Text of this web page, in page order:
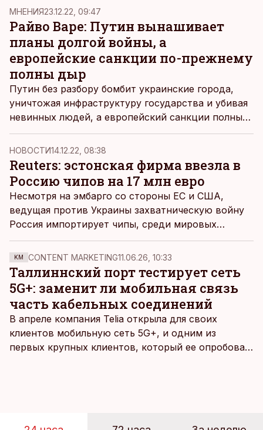
Великобритании.
MНЕНИЯ23.12.22, 09:47
Райво Варе: Путин вынашивает
планы долгой войны, а
европейские санкции по-прежнему
полны дыр
Путин без разбору бомбит украинские города,
уничтожая инфраструктуру государства и убивая
невинных людей, а европейский санкции полны
исключений, пишет Райво Варе в очередной
статье блога о войне в Украине. Эксперт также
анализирует, что будет с рынком нефти и газа
после введения ценовых потолков.
НОВОСТИ14.12.22, 08:38
Reuters: эстонская фирма ввезла в
Россию чипов на 17 млн евро
Несмотря на эмбарго со стороны ЕС и США,
ведущая против Украины захватническую войну
Россия импортирует чипы, среди мировых
поставщиков фигурирует и эстонская фирма,
сообщает Reuters.
KM CONTENT MARKETING11.06.26, 10:33
Таллиннский порт тестирует сеть
5G+: заменит ли мобильная связь
часть кабельных соединений
В апреле компания Telia открыла для своих
клиентов мобильную сеть 5G+, и одним из
первых крупных клиентов, который ее опробовал,